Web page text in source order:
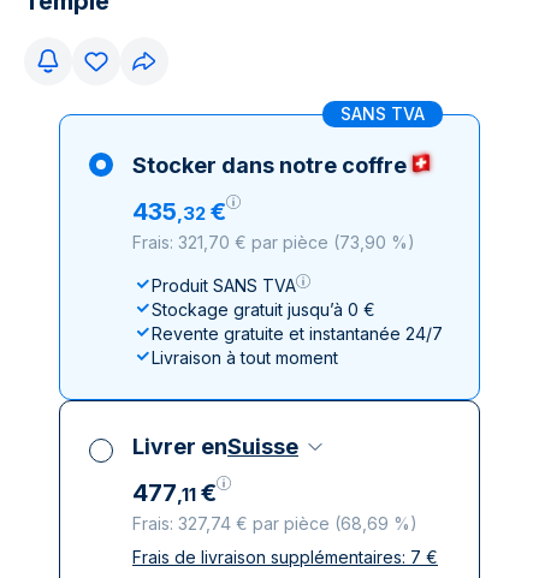
SANS TVA
Stocker dans notre coffre
435,32 €
Frais: 321,70 € par pièce (73,90 %)
Produit SANS TVA
Stockage gratuit jusqu’à 0 €
Revente gratuite et instantanée 24/7
Livraison à tout moment
Livrer enSuisse
477,11 €
Frais: 327,74 € par pièce (68,69 %)
Toutes taxes comprises
Frais de livraison supplémentaires: 7 €